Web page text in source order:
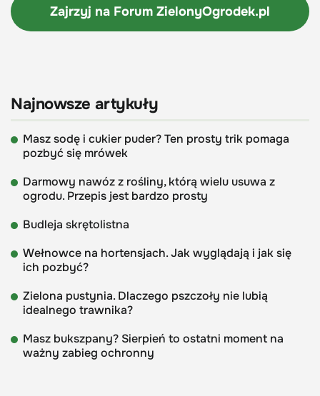
Zajrzyj na Forum ZielonyOgrodek.pl
Najnowsze artykuły
Masz sodę i cukier puder? Ten prosty trik pomaga
pozbyć się mrówek
Darmowy nawóz z rośliny, którą wielu usuwa z
ogrodu. Przepis jest bardzo prosty
Budleja skrętolistna
Wełnowce na hortensjach. Jak wyglądają i jak się
ich pozbyć?
Zielona pustynia. Dlaczego pszczoły nie lubią
idealnego trawnika?
Masz bukszpany? Sierpień to ostatni moment na
ważny zabieg ochronny